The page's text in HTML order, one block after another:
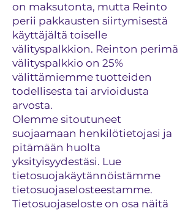
on maksutonta, mutta Reinto
perii pakkausten siirtymisestä
käyttäjältä toiselle
välityspalkkion. Reinton perimä
välityspalkkio on 25%
välittämiemme tuotteiden
todellisesta tai arvioidusta
arvosta.
Olemme sitoutuneet
suojaamaan henkilötietojasi ja
pitämään huolta
yksityisyydestäsi. Lue
tietosuojakäytännöistämme
tietosuojaselosteestamme.
Tietosuojaseloste on osa näitä